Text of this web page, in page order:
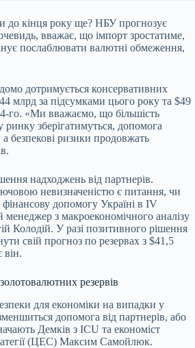
до кінця року ще? НБУ прогнозує
вважає, що імпорт зростатиме,
послаблювати валютні обмеження,
дотримується консервативних
млрд за підсумками цього року та $49
го. «Ми вважаємо, що більшість
зберігатимуться, допомога
безпекові ризики продовжать
надходжень від партнерів.
невизначеністю є питання, чи
допомогу Україні в IV
менеджер з макроекономічного аналізу
Колодій. У разі позитивного рішення
свій прогноз по резервах з $41,5
він.
резервів
для економіки на випадки у
допомога від партнерів, або
Демків з ICU та економіст
(ЦЕС) Максим Самойлюк.